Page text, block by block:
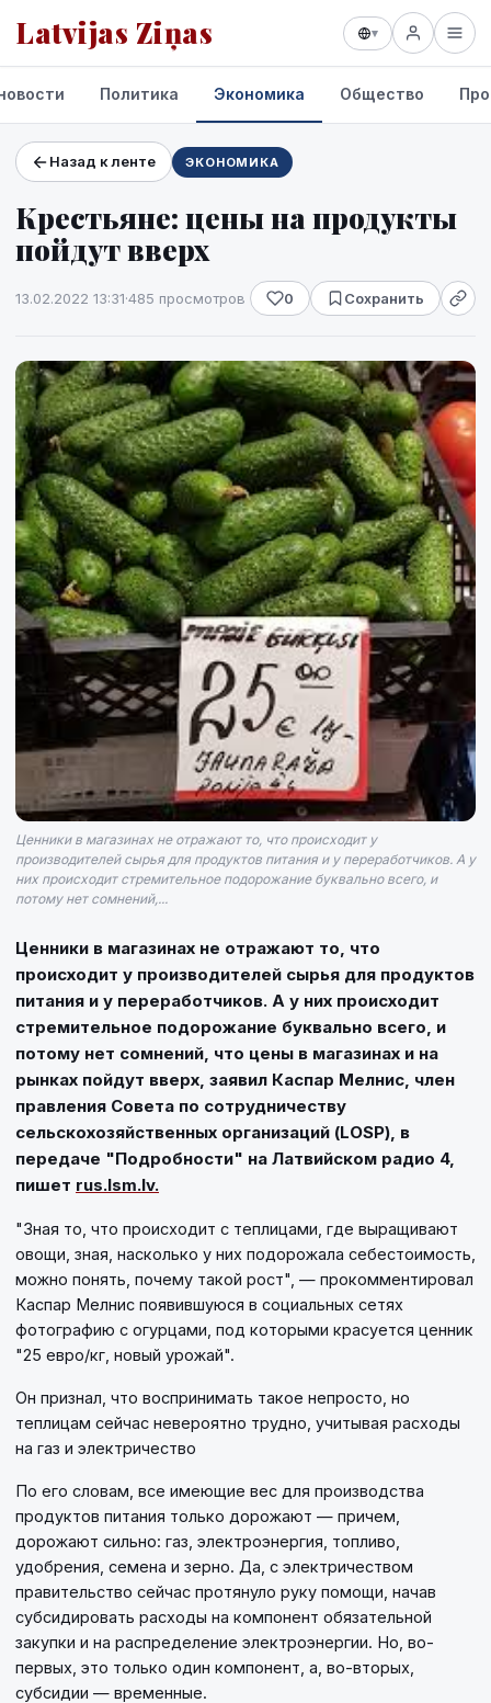
Latvijas Ziņas ▾
Проекты и сервисы
Прогноз погоды
Политика Экономика Общество
Назад к ленте ЭКОНОМИКА
Крестьяне: цены на продукты
пойдут вверх
13.02.2022 13:31·485 просмотров 0 Сохранить
Ценники в магазинах не отражают то, что происходит у
производителей сырья для продуктов питания и у переработчиков. А у
них происходит стремительное подорожание буквально всего, и
потому нет сомнений,...
Ценники в магазинах не отражают то, что
происходит у производителей сырья для продуктов
питания и у переработчиков. А у них происходит
стремительное подорожание буквально всего, и
потому нет сомнений, что цены в магазинах и на
рынках пойдут вверх, заявил Каспар Мелнис, член
правления Совета по сотрудничеству
сельскохозяйственных организаций (LOSP), в
передаче "Подробности" на Латвийском радио 4,
пишет rus.lsm.lv.
"Зная то, что происходит с теплицами, где выращивают
овощи, зная, насколько у них подорожала себестоимость,
можно понять, почему такой рост", — прокомментировал
Каспар Мелнис появившуюся в социальных сетях
фотографию с огурцами, под которыми красуется ценник
"25 евро/кг, новый урожай".
Он признал, что воспринимать такое непросто, но
теплицам сейчас невероятно трудно, учитывая расходы
на газ и электричество
По его словам, все имеющие вес для производства
продуктов питания только дорожают — причем,
дорожают сильно: газ, электроэнергия, топливо,
удобрения, семена и зерно. Да, с электричеством
правительство сейчас протянуло руку помощи, начав
субсидировать расходы на компонент обязательной
закупки и на распределение электроэнергии. Но, во-
первых, это только один компонент, а, во-вторых,
субсидии — временные.